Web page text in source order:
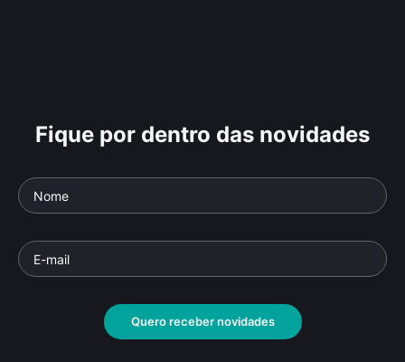
Fique por dentro das novidades
Quero receber novidades